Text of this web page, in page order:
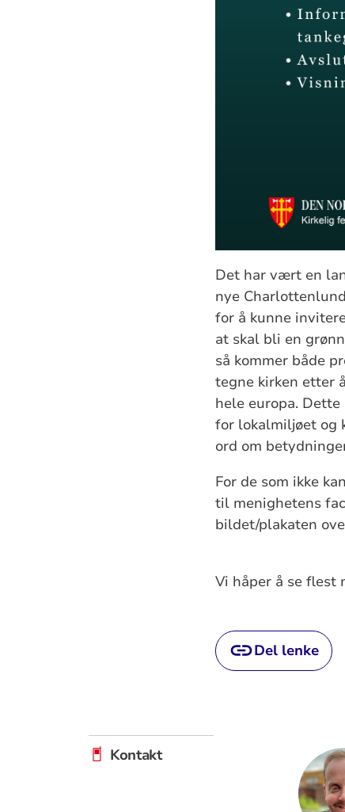
Det har vært en
nye
for å kunne
at skal bli en
så kommer både
tegne kirken etter
hele europa.
for lokalmiljøet og
ord om
For de som ikke
til menighetens
bildet/plakaten
Vi håper å se flest
Del lenke
Kontakt